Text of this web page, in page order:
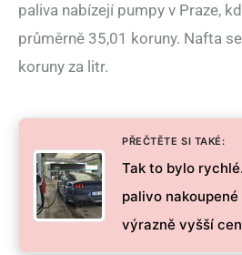
paliva nabízejí pumpy v Praze,
průměrně 35,01 koruny. Nafta
koruny za litr.
PŘEČTĚTE SI TAKÉ:
Tak to bylo
palivo
výrazně vyšší